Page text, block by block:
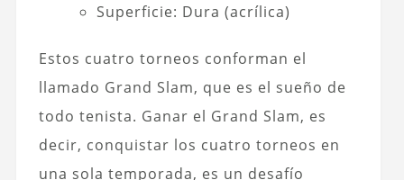
Superficie: Dura (acrílica)
Estos cuatro torneos conforman el
llamado Grand Slam, que es el sueño de
todo tenista. Ganar el Grand Slam, es
decir, conquistar los cuatro torneos en
una sola temporada, es un desafío